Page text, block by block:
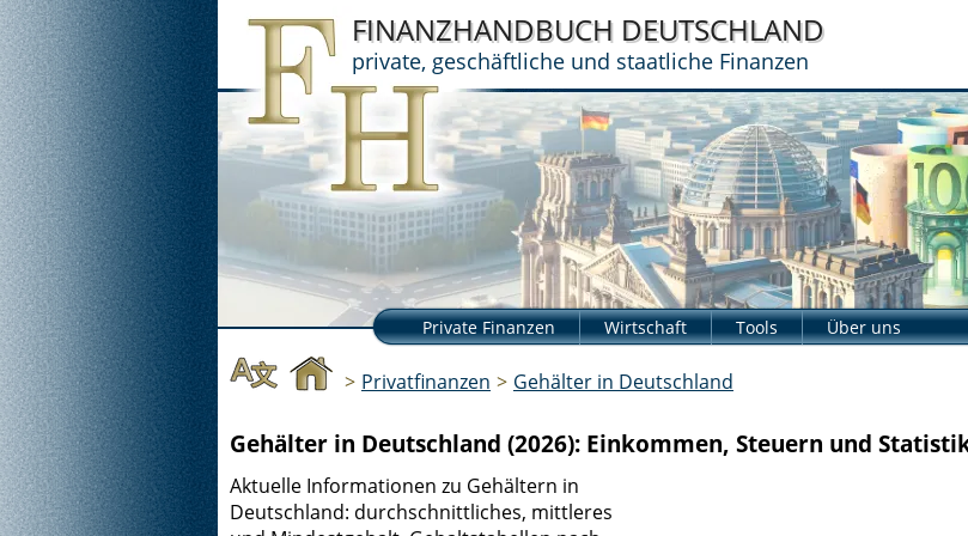
FINANZHANDBUCH DEUTSCHLAND
private, geschäftliche und staatliche Finanzen
Private Finanzen Wirtschaft Tools Über uns
> Privatfinanzen > Gehälter in Deutschland
Gehälter in Deutschland (2026): Einkommen, Steuern und
Aktuelle Informationen zu Gehältern in
Deutschland: durchschnittliches, mittleres